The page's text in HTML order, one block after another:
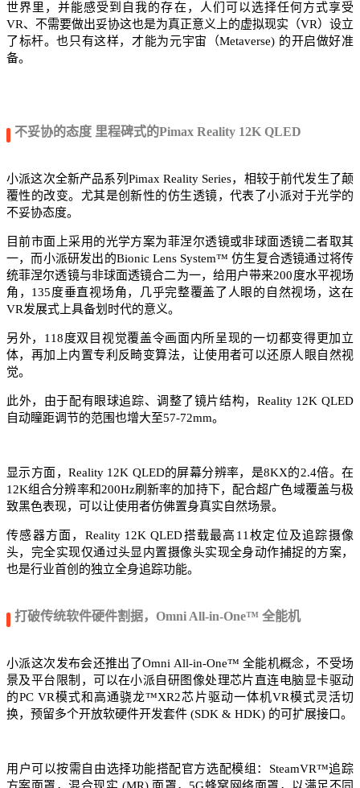
世界里，并能感受到自我的存在，人们可以选择任何方式享受
VR、不需要做出妥协这也是为真正意义上的虚拟现实（VR）设立
了标杆。也只有这样，才能为元宇宙（Metaverse) 的开启做好准
备。
不妥协的态度 里程碑式的Pimax Reality 12K QLED
小派这次全新产品系列Pimax Reality Series，相较于前代发生了颠
覆性的改变。尤其是创新性的仿生透镜，代表了小派对于光学的
不妥协态度。
目前市面上采用的光学方案为菲涅尔透镜或非球面透镜二者取其
一，而小派研发出的Bionic Lens System™ 仿生复合透镜通过将传
统菲涅尔透镜与非球面透镜合二为一，给用户带来200度水平视场
角，135度垂直视场角，几乎完整覆盖了人眼的自然视场，这在
VR发展式上具备划时代的意义。
另外，118度双目视觉覆盖令画面内所呈现的一切都变得更加立
体，再加上内置专利反畸变算法，让使用者可以还原人眼自然视
觉。
此外，由于配有眼球追踪、调整了镜片结构，Reality 12K QLED
自动瞳距调节的范围也增大至57-72mm。
显示方面，Reality 12K QLED的屏幕分辨率，是8KX的2.4倍。在
12K组合分辨率和200Hz刷新率的加持下，配合超广色域覆盖与极
致黑色表现，可以让使用者仿佛置身真实自然场景。
传感器方面，Reality 12K QLED搭载最高11枚定位及追踪摄像
头，完全实现仅通过头显内置摄像头实现全身动作捕捉的方案，
也是行业首创的独立全身追踪功能。
打破传统软件硬件割据，Omni All-in-One™ 全能机
小派这次发布会还推出了Omni All-in-One™ 全能机概念，不受场
景及平台限制，可以在小派自研图像处理芯片直连电脑显卡驱动
的PC VR模式和高通骁龙™XR2芯片驱动一体机VR模式灵活切
换，预留多个开放软硬件开发套件 (SDK & HDK) 的可扩展接口。
用户可以按需自由选择功能搭配官方选配模组：SteamVR™追踪